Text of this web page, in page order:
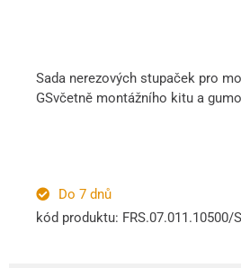
Sada nerezových stupaček pro
GSvčetně montážního kitu a
Do 7 dnů
kód produktu: FRS.07.011.10500/S